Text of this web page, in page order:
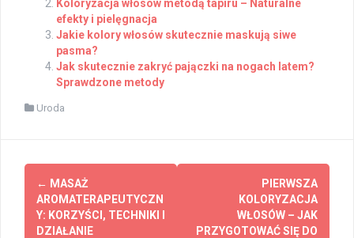
Koloryzacja włosów metodą tapiru – Naturalne
efekty i pielęgnacja
Jakie kolory włosów skutecznie maskują siwe
pasma?
Jak skutecznie zakryć pajączki na nogach latem?
Sprawdzone metody
Uroda
Post
navigation
← MASAŻ
AROMATERAPEUTYCZN
Y: KORZYŚCI, TECHNIKI I
DZIAŁANIE
PIERWSZA
KOLORYZACJA
WŁOSÓW – JAK
PRZYGOTOWAĆ SIĘ DO